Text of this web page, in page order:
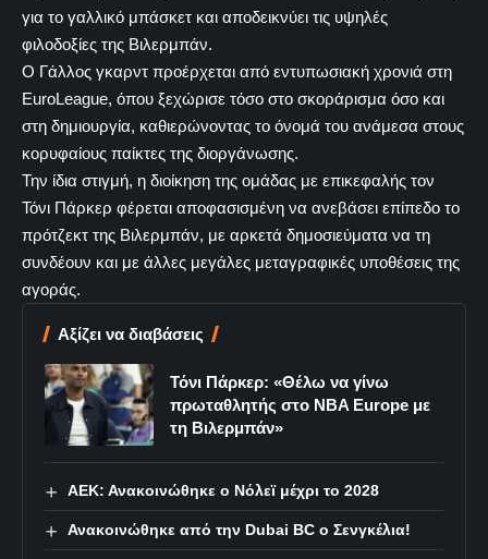
για το γαλλικό μπάσκετ και αποδεικνύει τις υψηλές
φιλοδοξίες της Βιλερμπάν.
Ο Γάλλος γκαρντ προέρχεται από εντυπωσιακή χρονιά στη
EuroLeague, όπου ξεχώρισε τόσο στο σκοράρισμα όσο και
στη δημιουργία, καθιερώνοντας το όνομά του ανάμεσα στους
κορυφαίους παίκτες της διοργάνωσης.
Την ίδια στιγμή, η διοίκηση της ομάδας με επικεφαλής τον
Τόνι Πάρκερ φέρεται αποφασισμένη να ανεβάσει επίπεδο το
πρότζεκτ της Βιλερμπάν, με αρκετά δημοσιεύματα να τη
συνδέουν και με άλλες μεγάλες μεταγραφικές υποθέσεις της
αγοράς.
Αξίζει να διαβάσεις
Τόνι Πάρκερ: «Θέλω να γίνω
πρωταθλητής στο NBA Europe με
τη Βιλερμπάν»
ΑΕΚ: Ανακοινώθηκε ο Νόλεϊ μέχρι το 2028
Ανακοινώθηκε από την Dubai BC ο Σενγκέλια!